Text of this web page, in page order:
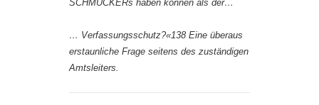
SCHMÜCKERs haben können als der…
… Verfassungsschutz?«138 Eine überaus
erstaunliche Frage seitens des zuständigen
Amtsleiters.